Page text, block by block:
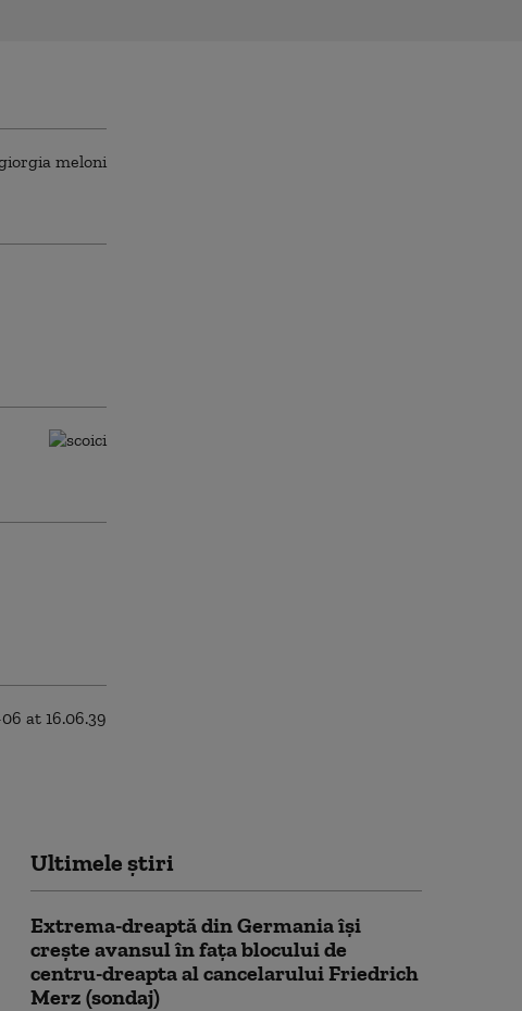
Ultimele știri
Extrema-dreaptă din Germania îşi
creşte avansul în faţa blocului de
centru-dreapta al cancelarului Friedrich
Merz (sondaj)